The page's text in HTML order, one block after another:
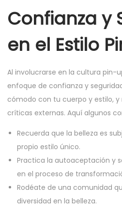
Confianza y
en el Estilo
Al involucrarse en la cultura pin-
enfoque de confianza y
cómodo con tu cuerpo y estilo,
críticas externas. Aquí algunos
Recuerda que la belleza es
propio estilo único.
Practica la autoaceptación y
en el proceso de
Rodéate de una comunidad
diversidad en la belleza.